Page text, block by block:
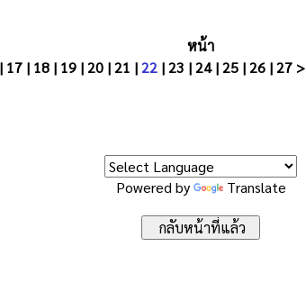
หน้า
| 17| 18| 19|20|21 |22|23 |24|25|26|27
Powered by Translate